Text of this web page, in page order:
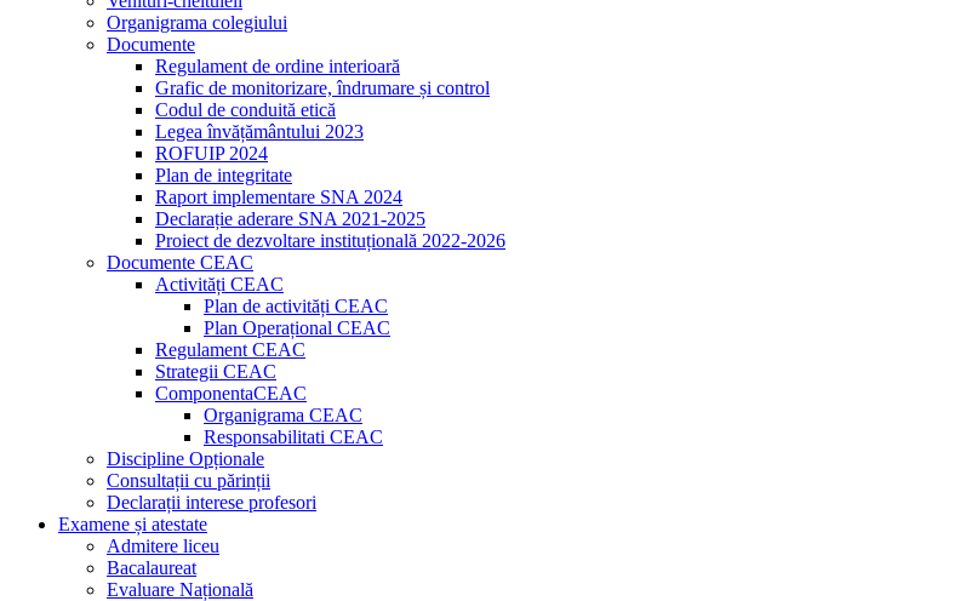
Organigrama colegiului
Documente
Regulament de ordine interioară
Grafic de monitorizare, îndrumare și control
Codul de conduită etică
Legea învățământului 2023
ROFUIP 2024
Plan de integritate
Raport implementare SNA 2024
Declarație aderare SNA 2021-2025
Proiect de dezvoltare instituțională 2022-2026
Documente CEAC
Activități CEAC
Plan de activități CEAC
Plan Operațional CEAC
Regulament CEAC
Strategii CEAC
ComponentaCEAC
Organigrama CEAC
Responsabilitati CEAC
Discipline Opționale
Consultații cu părinții
Declarații interese profesori
Examene și atestate
Admitere liceu
Bacalaureat
Evaluare Națională